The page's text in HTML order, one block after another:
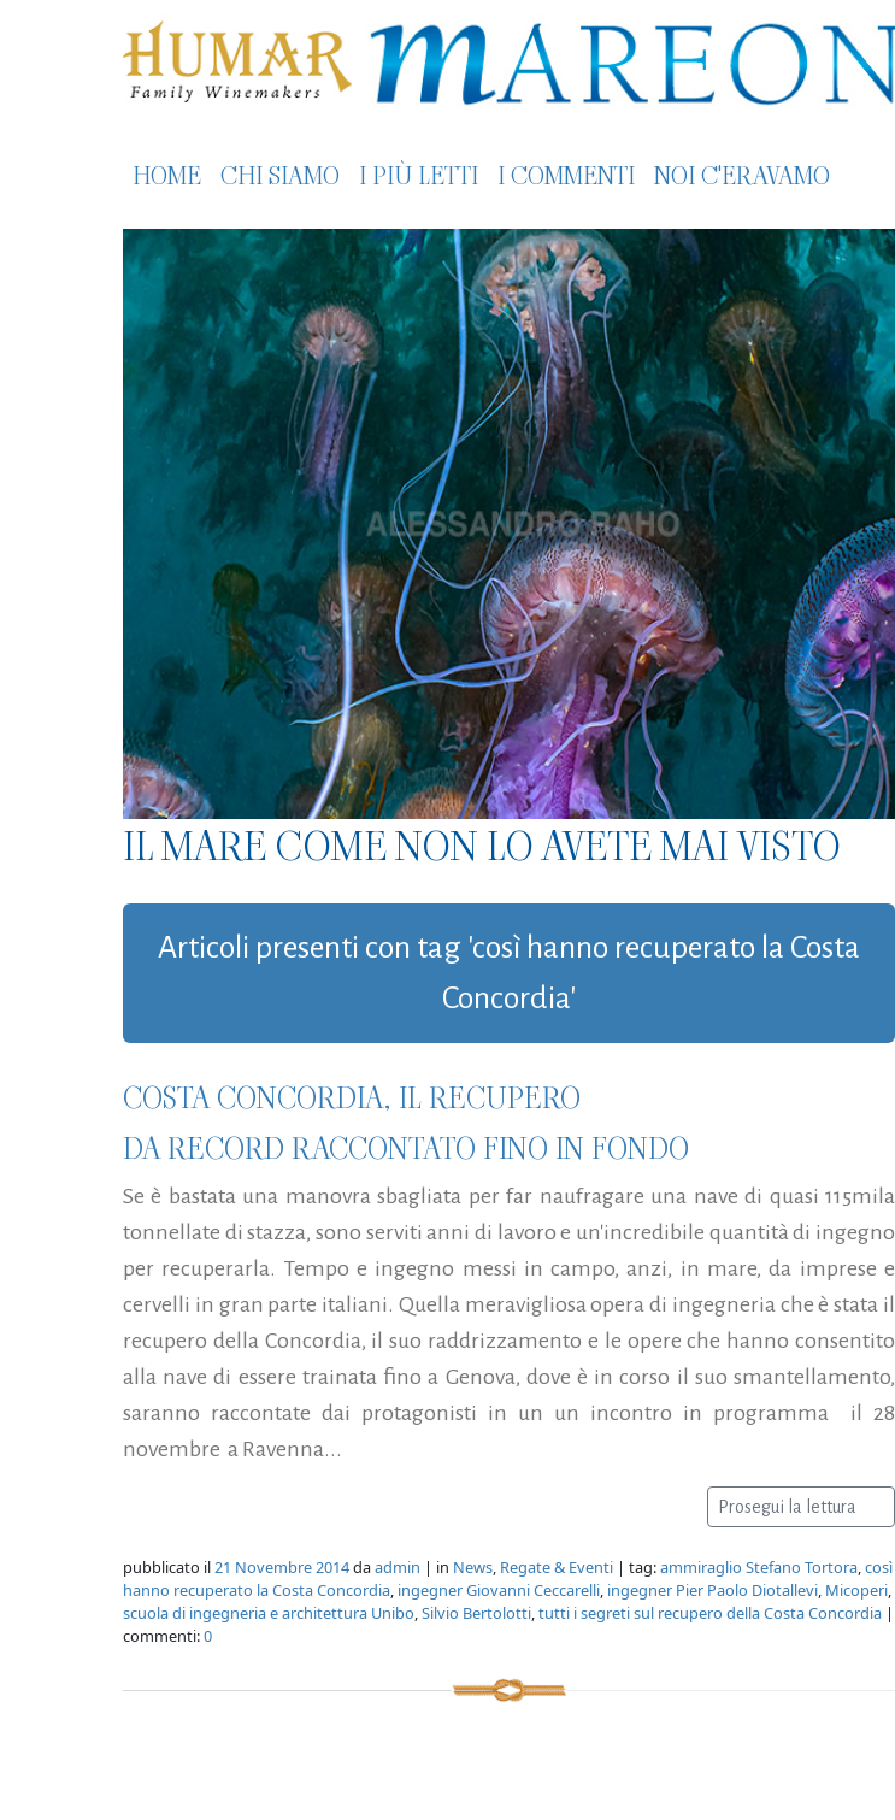
HOME CHI SIAMO I PIÙ LETTI I COMMENTI NOI C'ERAVAMO
IL MARE COME NON LO AVETE MAI VISTO
Articoli presenti con tag 'così hanno recuperato la Costa
Concordia'
COSTA CONCORDIA, IL RECUPERO
DA RECORD RACCONTATO FINO IN FONDO
Se è bastata una manovra sbagliata per far naufragare una nave di quasi 115mila
tonnellate di stazza, sono serviti anni di lavoro e un'incredibile quantità di ingegno
per recuperarla. Tempo e ingegno messi in campo, anzi, in mare, da imprese e
cervelli in gran parte italiani. Quella meravigliosa opera di ingegneria che è stata il
recupero della Concordia, il suo raddrizzamento e le opere che hanno consentito
alla nave di essere trainata fino a Genova, dove è in corso il suo smantellamento,
saranno raccontate dai protagonisti in un un incontro in programma il 28
novembre a Ravenna...
Prosegui la lettura
pubblicato il21 Novembre 2014daadmin | in News, Regate & Eventi | tag:ammiraglio Stefano Tortora,così
hanno recuperato la Costa Concordia, ingegner Giovanni Ceccarelli, ingegner Pier Paolo Diotallevi, Micoperi,
scuola di ingegneria e architettura Unibo,Silvio Bertolotti,tutti i segreti sul recupero della Costa Concordia |
commenti:0